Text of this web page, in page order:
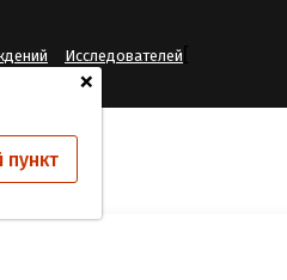
+
пункт
Исследователей